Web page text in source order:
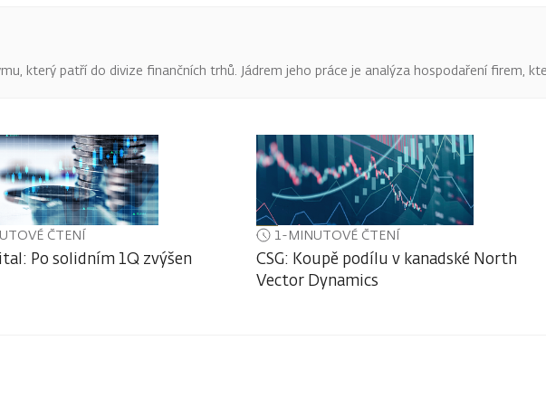
který patří do divize finančních trhů. Jádrem jeho práce je analýza hospodaření firem,
ČTENÍ
Po solidním 1Q zvýšen
1-MINUTOVÉ ČTENÍ
CSG: Koupě podílu v kanadské North
Vector Dynamics